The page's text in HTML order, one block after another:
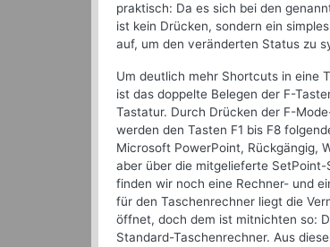
praktisch: Da es sich bei den
ist kein Drücken, sondern ein
auf, um den veränderten Status zu
Um deutlich mehr Shortcuts in eine
ist das doppelte Belegen der F-
Tastatur. Durch Drücken der F-
werden den Tasten F1 bis F8
Microsoft PowerPoint, Rückgängig,
aber über die mitgelieferte
finden wir noch eine Rechner- und
für den Taschenrechner liegt die
öffnet, doch dem ist mitnichten so:
Standard-Taschenrechner. Aus